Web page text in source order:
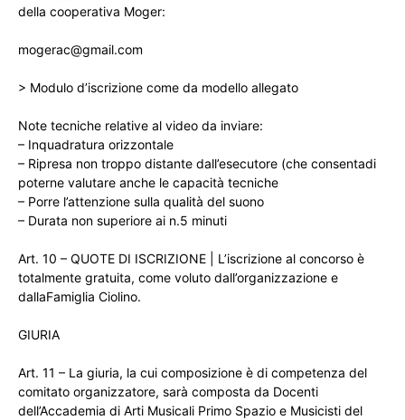
della cooperativa Moger:
mogerac@gmail.com
> Modulo d’iscrizione come da modello allegato
Note tecniche relative al video da inviare:
– Inquadratura orizzontale
– Ripresa non troppo distante dall’esecutore (che consentadi
poterne valutare anche le capacità tecniche
– Porre l’attenzione sulla qualità del suono
– Durata non superiore ai n.5 minuti
Art. 10 – QUOTE DI ISCRIZIONE | L’iscrizione al concorso è
totalmente gratuita, come voluto dall’organizzazione e
dallaFamiglia Ciolino.
GIURIA
Art. 11 – La giuria, la cui composizione è di competenza del
comitato organizzatore, sarà composta da Docenti
dell’Accademia di Arti Musicali Primo Spazio e Musicisti del